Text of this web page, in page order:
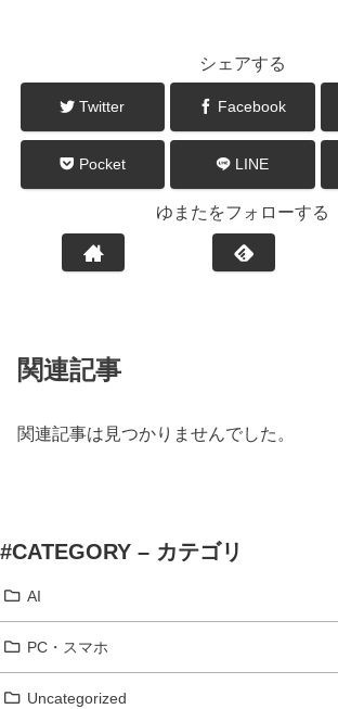
シェアする
Twitter Facebook
Pocket LINE
ゆまたをフォローする
関連記事
関連記事は見つかりませんでした。
#CATEGORY – カテゴリ
AI
PC・スマホ
Uncategorized